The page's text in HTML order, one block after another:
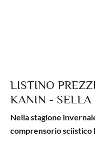
LISTINO
KANIN -
Nella stagione
comprensorio sciistico